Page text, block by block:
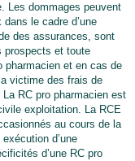
Les dommages peuvent
le cadre d’une
des assurances, sont
prospects et toute
pharmacien et en cas de
victime des frais de
RC pro pharmacien est
exploitation. La RCE
au cours de la
d’une
d’une RC pro